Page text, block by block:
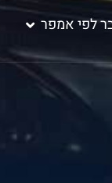
לפי אמפר